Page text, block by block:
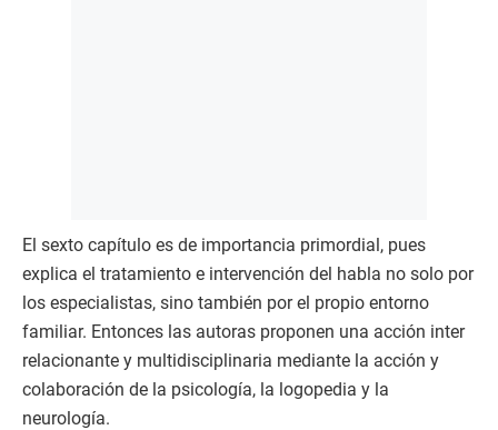
El sexto capítulo es de importancia primordial, pues
explica el tratamiento e intervención del habla no solo por
los especialistas, sino también por el propio entorno
familiar. Entonces las autoras proponen una acción inter
relacionante y multidisciplinaria mediante la acción y
colaboración de la psicología, la logopedia y la
neurología.